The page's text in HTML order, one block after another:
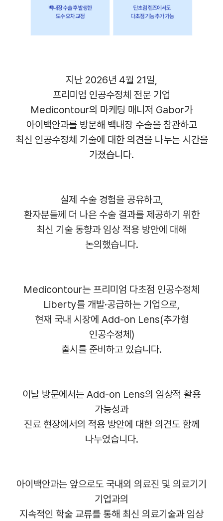
지난 2026년 4월 21일,
프리미엄 인공수정체 전문 기업
Medicontour의 마케팅 매니저 Gabor가
아이백안과를 방문해 백내장 수술을 참관하고
최신 인공수정체 기술에 대한 의견을 나누는 시간을
가졌습니다.
실제 수술 경험을 공유하고,
환자분들께 더 나은 수술 결과를 제공하기 위한
최신 기술 동향과 임상 적용 방안에 대해
논의했습니다.
Medicontour는 프리미엄 다초점 인공수정체
Liberty를 개발·공급하는 기업으로,
현재 국내 시장에 Add-on Lens(추가형
인공수정체)
출시를 준비하고 있습니다.
이날 방문에서는 Add-on Lens의 임상적 활용
가능성과
진료 현장에서의 적용 방안에 대한 의견도 함께
나누었습니다.
아이백안과는 앞으로도 국내외 의료진 및 의료기기
기업과의
지속적인 학술 교류를 통해 최신 의료기술과 임상